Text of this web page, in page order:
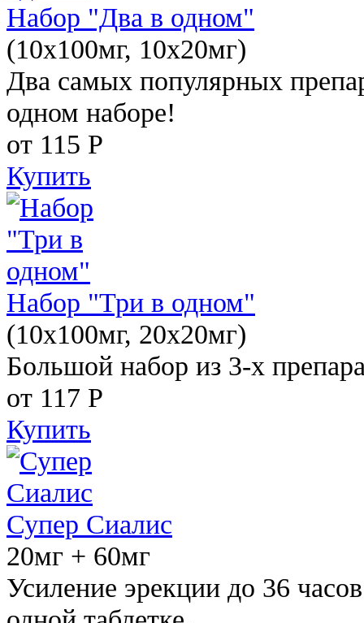
Набор "Два в одном"
(10x100мг, 10x20мг)
Два самых популярных
одном наборе!
от 115 Р
Купить
Набор "Три в одном"
(10x100мг, 20x20мг)
Большой набор из 3-х
от 117 Р
Купить
Супер Сиалис
20мг + 60мг
Усиление эрекции до 36